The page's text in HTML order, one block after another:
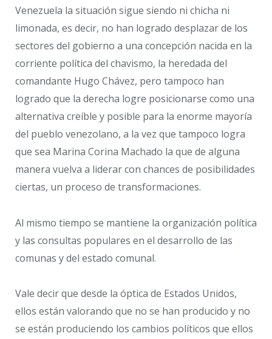
Venezuela la situación sigue siendo ni chicha ni
limonada, es decir, no han logrado desplazar de los
sectores del gobierno a una concepción nacida en la
corriente política del chavismo, la heredada del
comandante Hugo Chávez, pero tampoco han
logrado que la derecha logre posicionarse como una
alternativa creíble y posible para la enorme mayoría
del pueblo venezolano, a la vez que tampoco logra
que sea Marina Corina Machado la que de alguna
manera vuelva a liderar con chances de posibilidades
ciertas, un proceso de transformaciones.
Al mismo tiempo se mantiene la organización política
y las consultas populares en el desarrollo de las
comunas y del estado comunal.
Vale decir que desde la óptica de Estados Unidos,
ellos están valorando que no se han producido y no
se están produciendo los cambios políticos que ellos